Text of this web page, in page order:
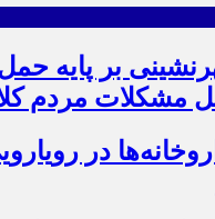
بر پایه
مشکلات مردم
در